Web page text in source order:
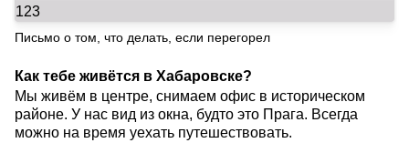
Письмо о том, что делать, если перегорел
Как тебе живётся в Хабаровске?
Мы живём в центре, снимаем офис в историческом
районе. У нас вид из окна, будто это Прага. Всегда
можно на время уехать путешествовать.